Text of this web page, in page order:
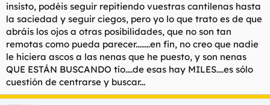
insisto, podéis seguir repitiendo vuestras cantilenas hasta
la saciedad y seguir ciegos, pero yo lo que trato es de que
abráis los ojos a otras posibilidades, que no son tan
remotas como pueda parecer........en fin, no creo que nadie
le hiciera ascos a las nenas que he puesto, y son nenas
QUE ESTÁN BUSCANDO tío....de esas hay MILES....es sólo
cuestión de centrarse y buscar...